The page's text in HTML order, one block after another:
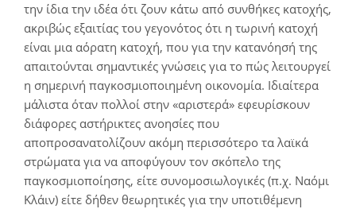
την ίδια την ιδέα ότι ζουν κάτω από συνθήκες κατοχής,
ακριβώς εξαιτίας του γεγονότος ότι η τωρινή κατοχή
είναι μια αόρατη κατοχή, που για την κατανόησή της
απαιτούνται σημαντικές γνώσεις για το πώς λειτουργεί
η σημερινή παγκοσμιοποιημένη οικονομία. Ιδιαίτερα
μάλιστα όταν πολλοί στην «αριστερά» εφευρίσκουν
διάφορες αστήρικτες ανοησίες που
αποπροσανατολίζουν ακόμη περισσότερο τα λαϊκά
στρώματα για να αποφύγουν τον σκόπελο της
παγκοσμιοποίησης, είτε συνομοσιωλογικές (π.χ. Ναόμι
Κλάιν) είτε δήθεν θεωρητικές για την υποτιθέμενη